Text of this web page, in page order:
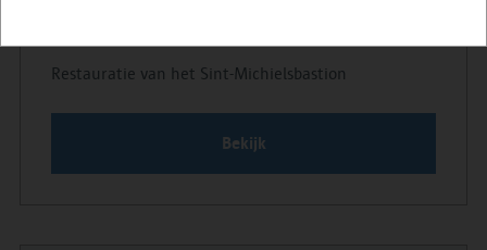
Restauratie van het Sint-Michielsbastion
Bekijk